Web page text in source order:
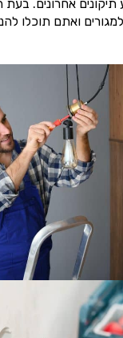
תיקונים אחרונים.
ואתם תוכלו